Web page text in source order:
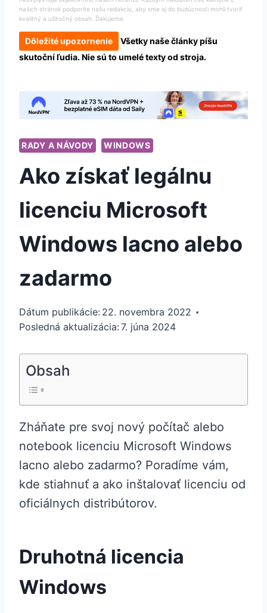
našich stránok podporíte našu redakciu, aby sme aj do budúcnosti mohli tvoriť
kvalitný a užitočný obsah. Ďakujeme.
Dôležité upozornenie
Všetky naše články píšu
skutoční ľudia. Nie sú to umelé texty od stroja.
RADY A NÁVODY WINDOWS
Ako získať legálnu
licenciu Microsoft
Windows lacno alebo
zadarmo
Dátum publikácie: 22. novembra 2022
Posledná aktualizácia: 7. júna 2024
Obsah
Zháňate pre svoj nový počítač alebo
notebook licenciu Microsoft Windows
lacno alebo zadarmo? Poradíme vám,
kde stiahnuť a ako inštalovať licenciu od
oficiálnych distribútorov.
Druhotná licencia
Windows